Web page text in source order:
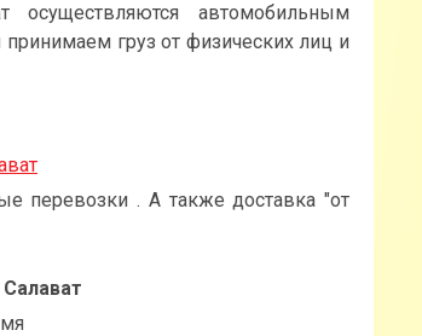
осуществляются автомобильным
груз от физических лиц и
перевозки . А также доставка "от